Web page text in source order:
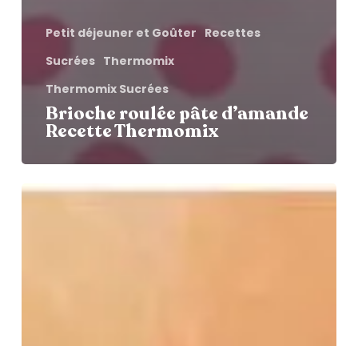
Petit déjeuner et Goûter Recettes
Sucrées Thermomix
Thermomix Sucrées
Brioche roulée pâte d’amande
Recette Thermomix